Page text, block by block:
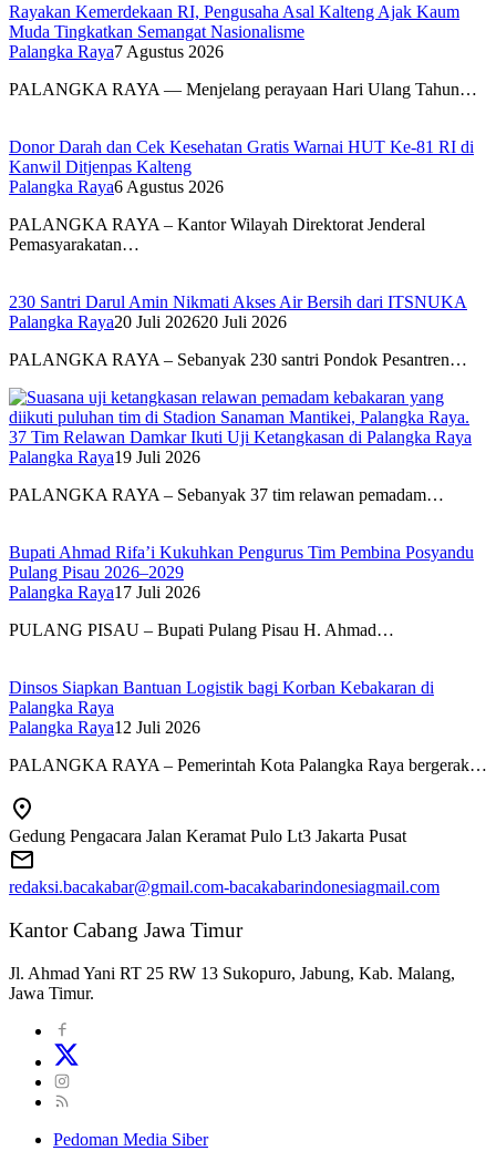
Rayakan Kemerdekaan RI, Pengusaha Asal Kalteng Ajak Kaum
Muda Tingkatkan Semangat Nasionalisme
Palangka Raya7 Agustus 2026
PALANGKA RAYA — Menjelang perayaan Hari Ulang Tahun…
Donor Darah dan Cek Kesehatan Gratis Warnai HUT Ke-81 RI di
Kanwil Ditjenpas Kalteng
Palangka Raya6 Agustus 2026
PALANGKA RAYA – Kantor Wilayah Direktorat Jenderal
Pemasyarakatan…
230 Santri Darul Amin Nikmati Akses Air Bersih dari ITSNUKA
Palangka Raya20 Juli 202620 Juli 2026
PALANGKA RAYA – Sebanyak 230 santri Pondok Pesantren…
37 Tim Relawan Damkar Ikuti Uji Ketangkasan di Palangka Raya
Palangka Raya19 Juli 2026
PALANGKA RAYA – Sebanyak 37 tim relawan pemadam…
Bupati Ahmad Rifa’i Kukuhkan Pengurus Tim Pembina Posyandu
Pulang Pisau 2026–2029
Palangka Raya17 Juli 2026
PULANG PISAU – Bupati Pulang Pisau H. Ahmad…
Dinsos Siapkan Bantuan Logistik bagi Korban Kebakaran di
Palangka Raya
Palangka Raya12 Juli 2026
PALANGKA RAYA – Pemerintah Kota Palangka Raya bergerak…
Gedung Pengacara Jalan Keramat Pulo Lt3 Jakarta Pusat
redaksi.bacakabar@gmail.com-bacakabarindonesiagmail.com
Kantor Cabang Jawa Timur
Jl. Ahmad Yani RT 25 RW 13 Sukopuro, Jabung, Kab. Malang,
Jawa Timur.
Pedoman Media Siber